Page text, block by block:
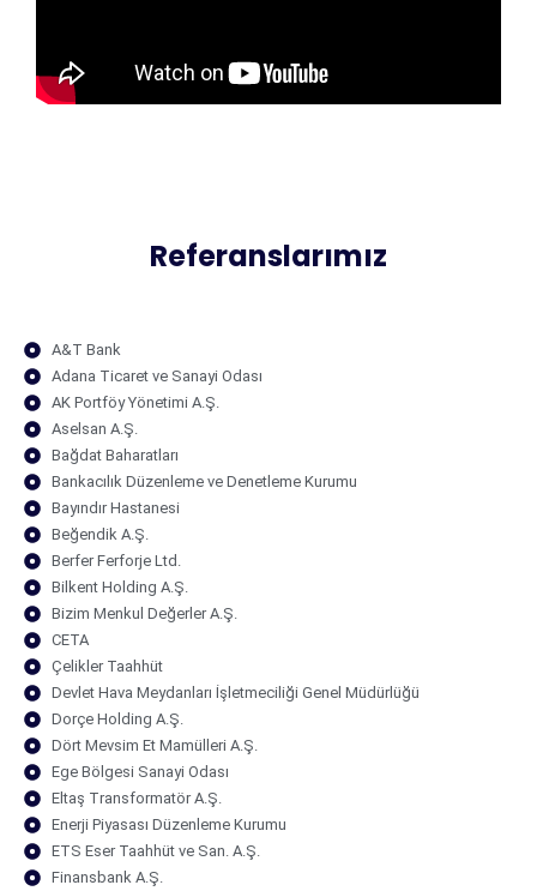
Referanslarımız
A&T Bank
Adana Ticaret ve Sanayi Odası
AK Portföy Yönetimi A.Ş.
Aselsan A.Ş.
Bağdat Baharatları
Bankacılık Düzenleme ve Denetleme Kurumu
Bayındır Hastanesi
Beğendik A.Ş.
Berfer Ferforje Ltd.
Bilkent Holding A.Ş.
Bizim Menkul Değerler A.Ş.
CETA
Çelikler Taahhüt
Devlet Hava Meydanları İşletmeciliği Genel Müdürlüğü
Dorçe Holding A.Ş.
Dört Mevsim Et Mamülleri A.Ş.
Ege Bölgesi Sanayi Odası
Eltaş Transformatör A.Ş.
Enerji Piyasası Düzenleme Kurumu
ETS Eser Taahhüt ve San. A.Ş.
Finansbank A.Ş.